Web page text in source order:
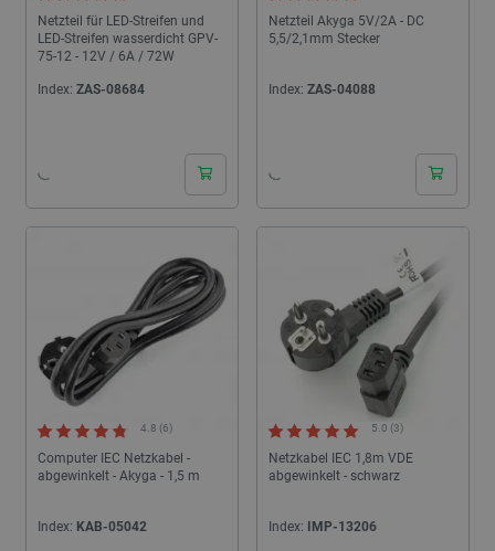
Netzteil für LED-Streifen und
LED-Streifen wasserdicht GPV-
75-12 - 12V / 6A / 72W
Index: ZAS-08684
Netzteil Akyga 5V/2A - DC
5,5/2,1mm Stecker
Index: ZAS-04088
Computer IEC Netzkabel -
abgewinkelt - Akyga - 1,5 m
4.8 (6)
Index: KAB-05042
Netzkabel IEC 1,8m VDE
abgewinkelt - schwarz
5.0 (3)
Index: IMP-13206